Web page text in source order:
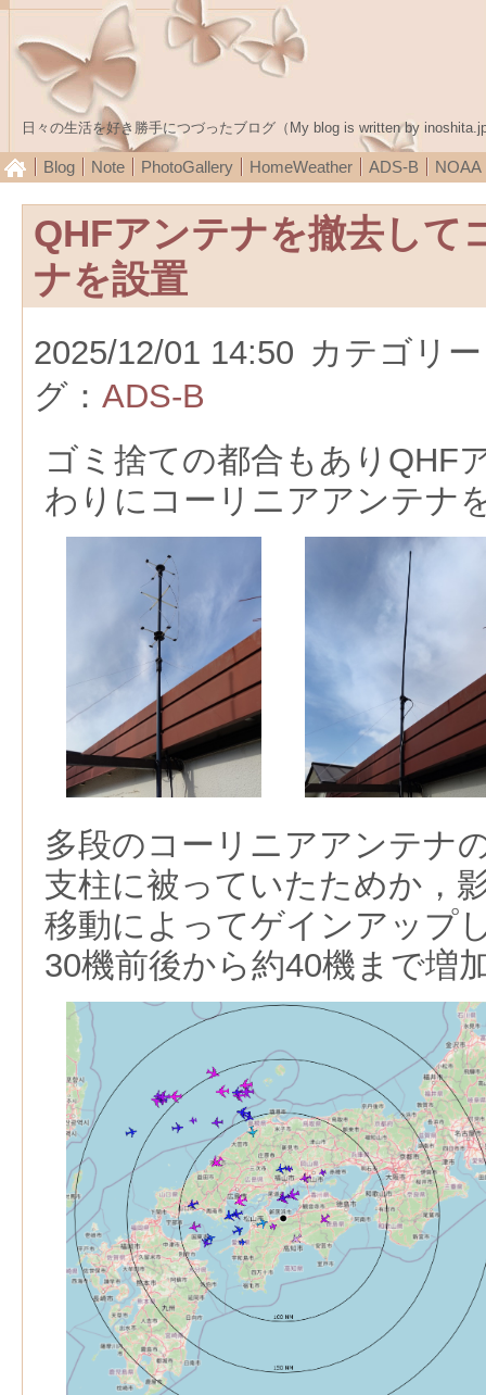
日々の生活を好き勝手につづったブログ（My blog is written by
Blog Note PhotoGallery HomeWeather ADS-B NOAA
QHFアンテナを撤去して
ナを設置
2025/12/01 14:50 カテゴリ
グ： ADS-B
ゴミ捨ての都合もありQHF
わりにコーリニアアンテナ
多段のコーリニアアンテナ
支柱に被っていたためか，
移動によってゲインアップ
30機前後から約40機まで増